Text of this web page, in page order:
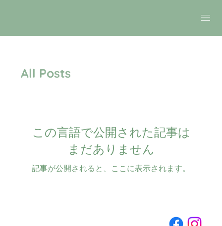
All Posts
この言語で公開された記事は
まだありません
記事が公開されると、ここに表示されます。